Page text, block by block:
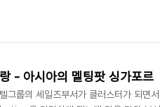
시적이고 전면적으로 폐쇄하기로 결정
출은 연간 약 1조 1500억 원에 달할 정
- 아시아의 멜팅팟 싱가포르
그룹의 세일즈부서가 클러스터가 되면